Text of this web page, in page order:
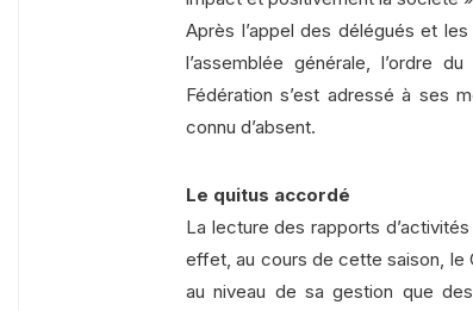
Après l’appel des délégués et
l’assemblée générale, l’ordre
Fédération s’est adressé à ses
connu d’absent.
Le quitus accordé
La lecture des rapports
effet, au cours de cette saison, le
au niveau de sa gestion que